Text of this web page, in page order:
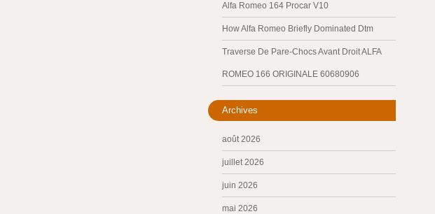
Alfa Romeo 164 Procar V10
How Alfa Romeo Briefly Dominated Dtm
Traverse De Pare-Chocs Avant Droit ALFA
ROMEO 166 ORIGINALE 60680906
Archives
août 2026
juillet 2026
juin 2026
mai 2026